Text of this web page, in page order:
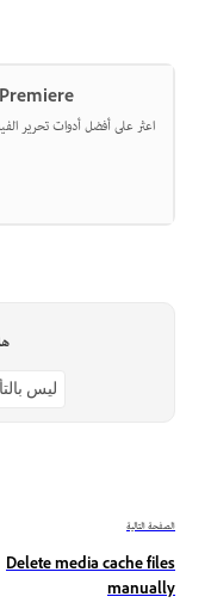
صُغ قصتك المثالية باستخدام Premiere
اعثر على أفضل أدوات تحرير
ليس
الصفحة التالية
Delete media cache files
manually